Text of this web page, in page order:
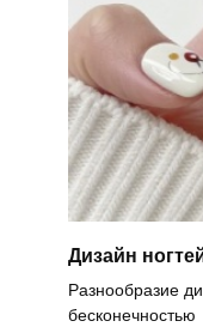
Дизайн
Разнообразие
бесконечностью